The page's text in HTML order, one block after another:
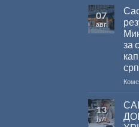
07
авг
за
13
јул